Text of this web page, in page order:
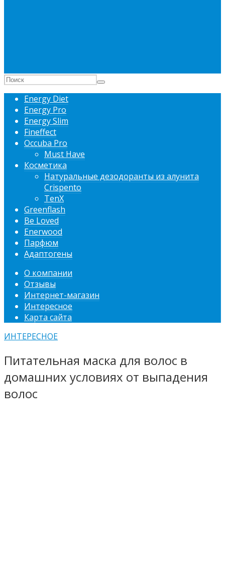
Energy Diet
Energy Pro
Energy Slim
Fineffect
Occuba Pro
Must Have
Косметика
Натуральные дезодоранты из алунита
Crispento
TenX
Greenflash
Be Loved
Enerwood
Парфюм
Адаптогены
О компании
Отзывы
Интернет-магазин
Интересное
Карта сайта
ИНТЕРЕСНОЕ
Питательная маска для волос в
домашних условиях от выпадения
волос